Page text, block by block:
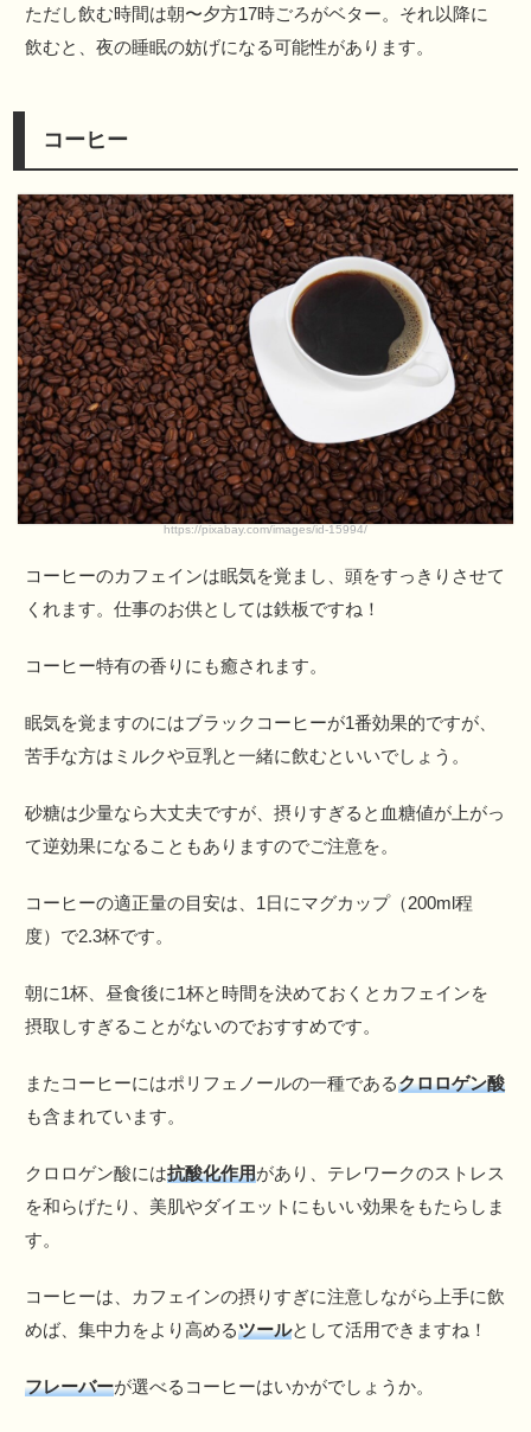
ただし飲む時間は朝〜夕方17時ごろがベター。それ以降に
飲むと、夜の睡眠の妨げになる可能性があります。
コーヒー
https://pixabay.com/images/id-15994/
コーヒーのカフェインは眠気を覚まし、頭をすっきりさせて
くれます。仕事のお供としては鉄板ですね！
コーヒー特有の香りにも癒されます。
眠気を覚ますのにはブラックコーヒーが1番効果的ですが、
苦手な方はミルクや豆乳と一緒に飲むといいでしょう。
砂糖は少量なら大丈夫ですが、摂りすぎると血糖値が上がっ
て逆効果になることもありますのでご注意を。
コーヒーの適正量の目安は、1日にマグカップ（200ml程
度）で2.3杯です。
朝に1杯、昼食後に1杯と時間を決めておくとカフェインを
摂取しすぎることがないのでおすすめです。
またコーヒーにはポリフェノールの一種であるクロロゲン酸
も含まれています。
クロロゲン酸には抗酸化作用があり、テレワークのストレス
を和らげたり、美肌やダイエットにもいい効果をもたらしま
す。
コーヒーは、カフェインの摂りすぎに注意しながら上手に飲
めば、集中力をより高めるツールとして活用できますね！
フレーバーが選べるコーヒーはいかがでしょうか。